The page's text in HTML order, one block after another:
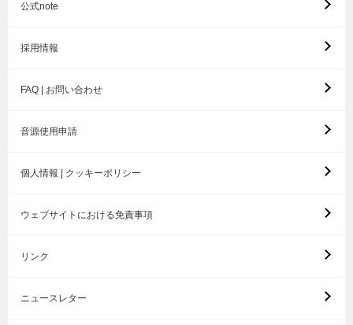
公式note
採用情報
FAQ | お問い合わせ
音源使用申請
個人情報 | クッキーポリシー
ウェブサイトにおける免責事項
リンク
ニュースレター